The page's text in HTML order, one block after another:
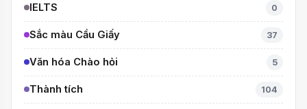
IELTS 0
Sắc màu Cầu Giấy 37
Văn hóa Chào hỏi 5
Thành tích 104